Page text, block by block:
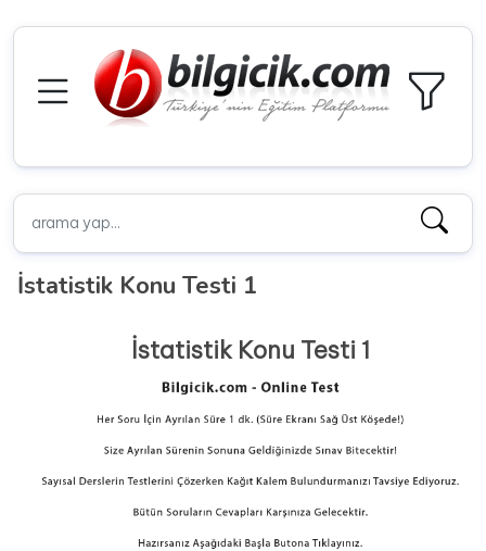
İstatistik Konu Testi 1
İstatistik Konu Testi 1